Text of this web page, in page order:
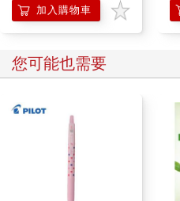
加入購物車
您可能也需要